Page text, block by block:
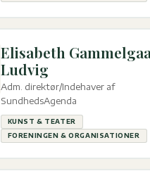
Elisabeth
Ludvig
Adm. direktør/Indehaver af
SundhedsAgenda
KUNST & TEATER
FORENINGEN & ORGANISATIONER